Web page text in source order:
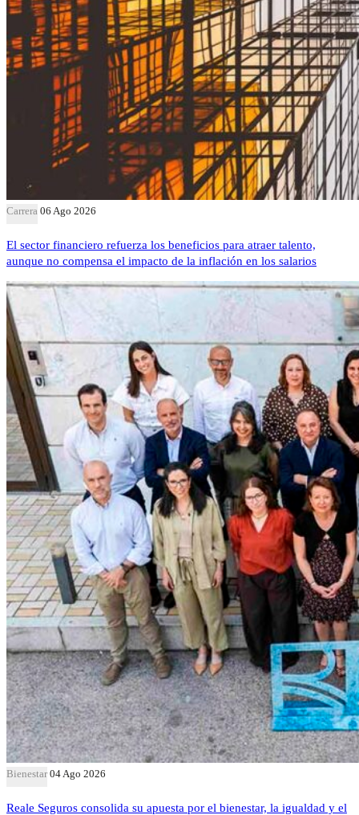
Carrera 06 Ago 2026
El sector financiero refuerza los beneficios para atraer talento,
aunque no compensa el impacto de la inflación en los salarios
Bienestar 04 Ago 2026
Reale Seguros consolida su apuesta por el bienestar, la igualdad y el